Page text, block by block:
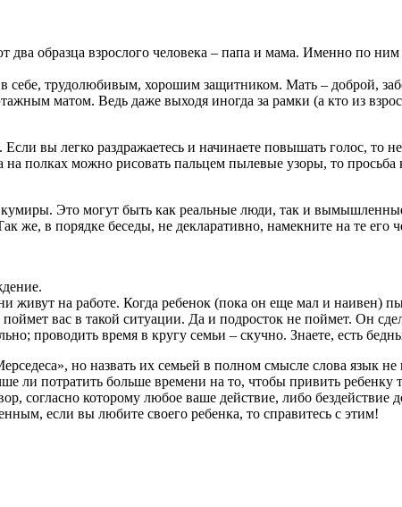
два образца взрослого человека – папа и мама. Именно по
трудолюбивым, хорошим защитником. Мать – доброй,
матом. Ведь даже выходя иногда за рамки (а кто из
вы легко раздражаетесь и начинаете повышать голос, то
полках можно рисовать пальцем пылевые узоры, то просьба
Это могут быть как реальные люди, так и
же, в порядке беседы, не декларативно, намекните на те его
живут на работе. Когда ребенок (пока он еще мал и наивен)
вас в такой ситуации. Да и подросток не поймет. Он
проводить время в кругу семьи – скучно. Знаете, есть
но назвать их семьей в полном смысле слова язык
ли потратить больше времени на то, чтобы привить ребенку
согласно которому любое ваше действие, либо бездействие
если вы любите своего ребенка, то справитесь с этим!